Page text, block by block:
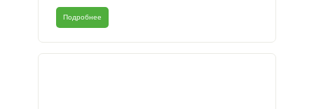
Подробнее